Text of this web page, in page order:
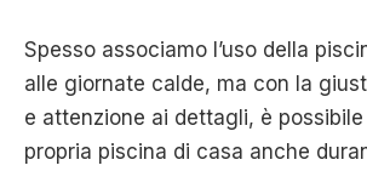
Spesso associamo l’uso della
alle giornate calde, ma con la
e attenzione ai dettagli, è
propria piscina di casa anche